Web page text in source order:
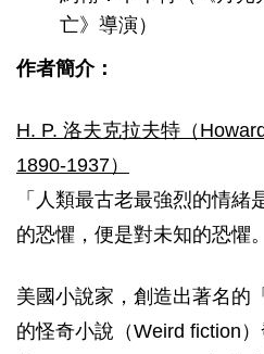
亡》導演）
作者簡介：
H. P. 洛夫克拉夫特（
1890-1937）
「人類最古老最強烈的情
的恐懼，便是對未知的恐懼
美國小說家，創造出著名的
的怪奇小說（Weird fiction